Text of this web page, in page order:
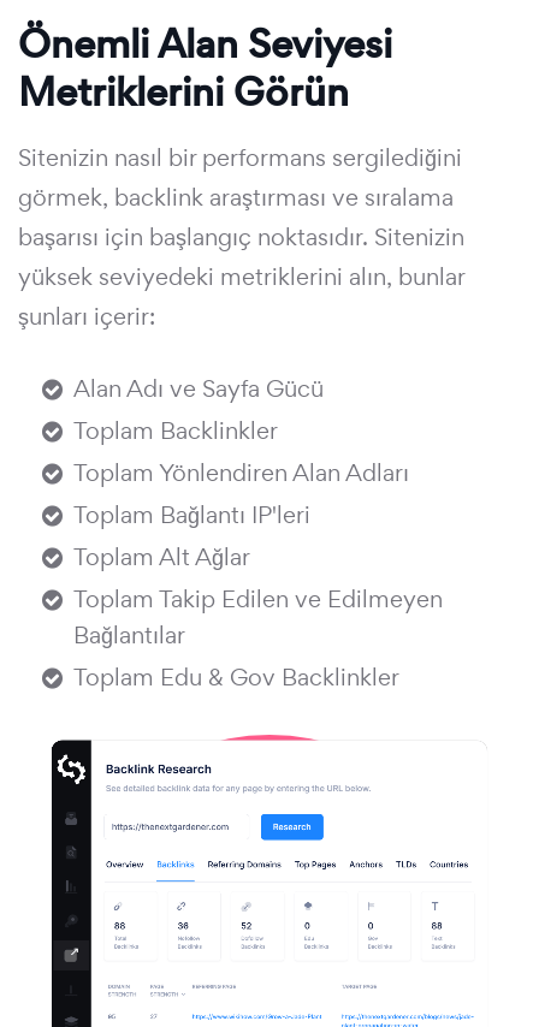
Önemli Alan Seviyesi
Metriklerini Görün
Sitenizin nasıl bir performans sergilediğini
görmek, backlink araştırması ve sıralama
başarısı için başlangıç noktasıdır. Sitenizin
yüksek seviyedeki metriklerini alın, bunlar
şunları içerir:
Alan Adı ve Sayfa Gücü
Toplam Backlinkler
Toplam Yönlendiren Alan Adları
Toplam Bağlantı IP'leri
Toplam Alt Ağlar
Toplam Takip Edilen ve Edilmeyen
Bağlantılar
Toplam Edu & Gov Backlinkler